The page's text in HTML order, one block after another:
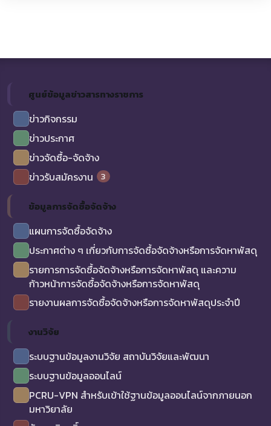
ศูนย์ข้อมูลข่าวสารทางราชการ
ข่าวกิจกรรม
ข่าวประกาศ
ข่าวจัดซื้อ-จัดจ้าง
ข่าวรับสมัครงาน
3
ข้อมูลการจัดซื้อจัดจ้าง
แผนการจัดซื้อจัดจ้าง
ประกาศต่าง ๆ เกี่ยวกับการจัดซื้อจัดจ้างหรือการจัดหาพัสดุ
รายการการจัดซื้อจัดจ้างหรือการจัดหาพัสดุ และความ
ก้าวหน้าการจัดซื้อจัดจ้างหรือการจัดหาพัสดุ
รายงานผลการจัดซื้อจัดจ้างหรือการจัดหาพัสดุประจำปี
งานวิจัย
ระบบฐานข้อมูลงานวิจัย สถาบันวิจัยและพัฒนา
ระบบฐานข้อมูลออนไลน์
PCRU-VPN สำหรับเข้าใช้ฐานข้อมูลออนไลน์จากภายนอก
มหาวิยาลัย